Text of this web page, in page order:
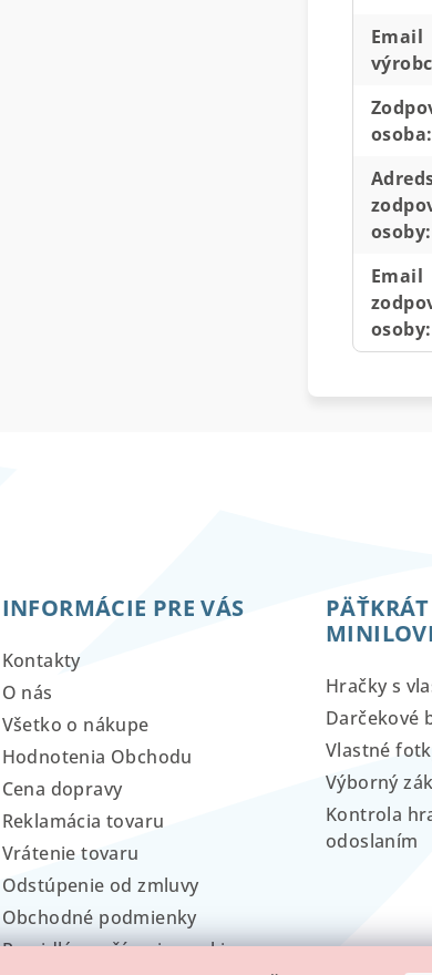
Email
osoba:
osoby:
Email
osoby:
INFORMÁCIE PRE VÁS
Kontakty
O nás
Všetko o nákupe
Hodnotenia Obchodu
Cena dopravy
Reklamácia tovaru
Vrátenie tovaru
Odstúpenie od zmluvy
Obchodné podmienky
Pravidlá používania cookies
Hračky s
Darčekové
Vlastné
Výborný
Kontrola
odoslaním